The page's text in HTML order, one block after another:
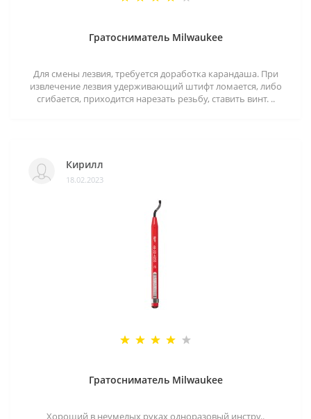
Гратосниматель Milwaukee
Для смены лезвия, требуется доработка карандаша. При
извлечение лезвия удерживающий штифт ломается, либо
сгибается, приходится нарезать резьбу, ставить винт. ..
Кирилл
18.02.2023
Гратосниматель Milwaukee
Хороший в неумелых руках одноразовый инстру..